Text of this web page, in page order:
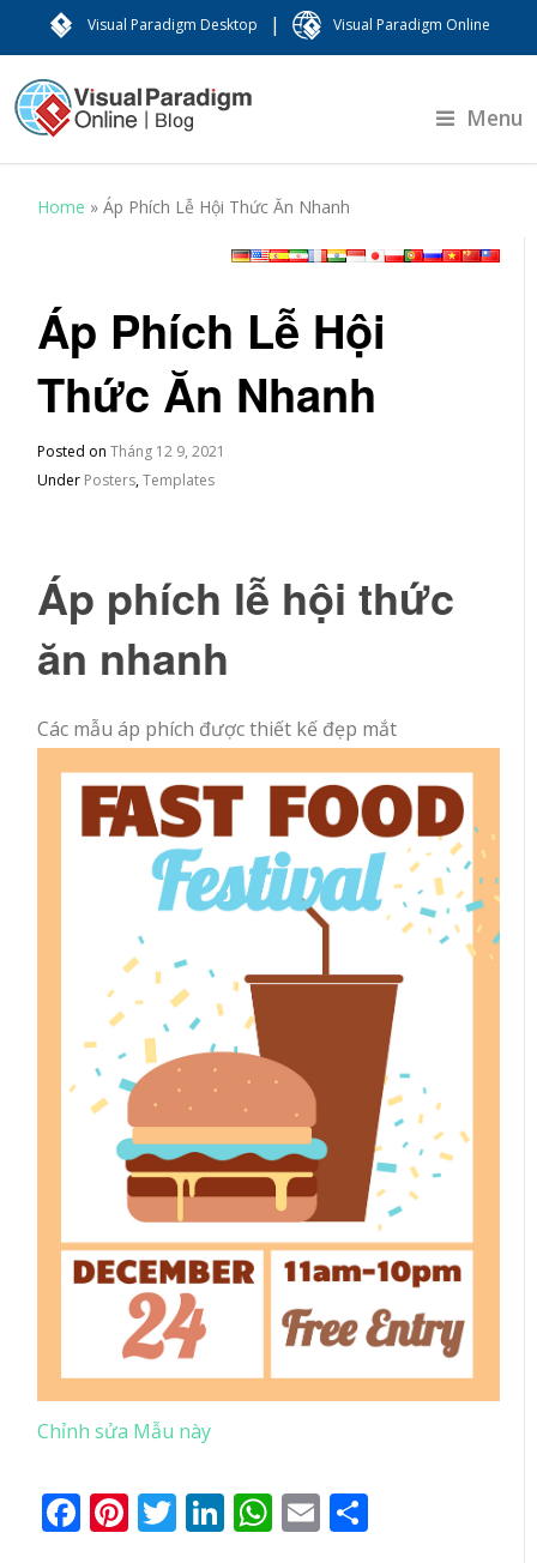
Visual Paradigm Desktop | Visual Paradigm Online
Menu
Home »Áp Phích Lễ Hội Thức Ăn Nhanh
Áp Phích Lễ Hội
Thức Ăn Nhanh
Posted onTháng 12 9, 2021
Under Posters,Templates
Áp phích lễ hội thức
ăn nhanh
Các mẫu áp phích được thiết kế đẹp mắt
Chỉnh sửa Mẫu này
Facebook
Pinterest
Twitter
LinkedIn
WhatsApp
Email